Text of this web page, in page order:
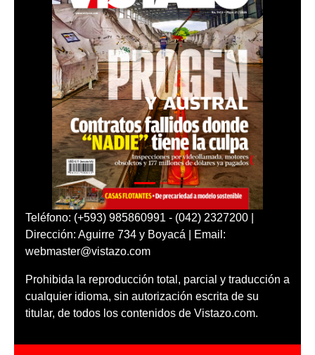
Teléfono: (+593) 985860991 - (042) 2327200 |
Dirección: Aguirre 734 y Boyacá | Email:
webmaster@vistazo.com
Prohibida la reproducción total, parcial y traducción a
cualquier idioma, sin autorización escrita de su
titular, de todos los contenidos de Vistazo.com.